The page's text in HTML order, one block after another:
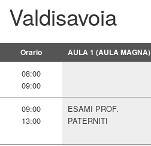
Valdisavoia
Orario AULA 1 (AULA MAGNA)
08:00
09:00
09:00
13:00
ESAMI PROF.
PATERNITI